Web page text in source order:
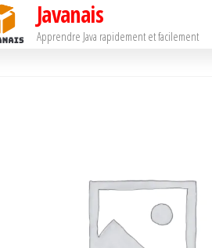
Javanais
Apprendre Java rapidement et facilement